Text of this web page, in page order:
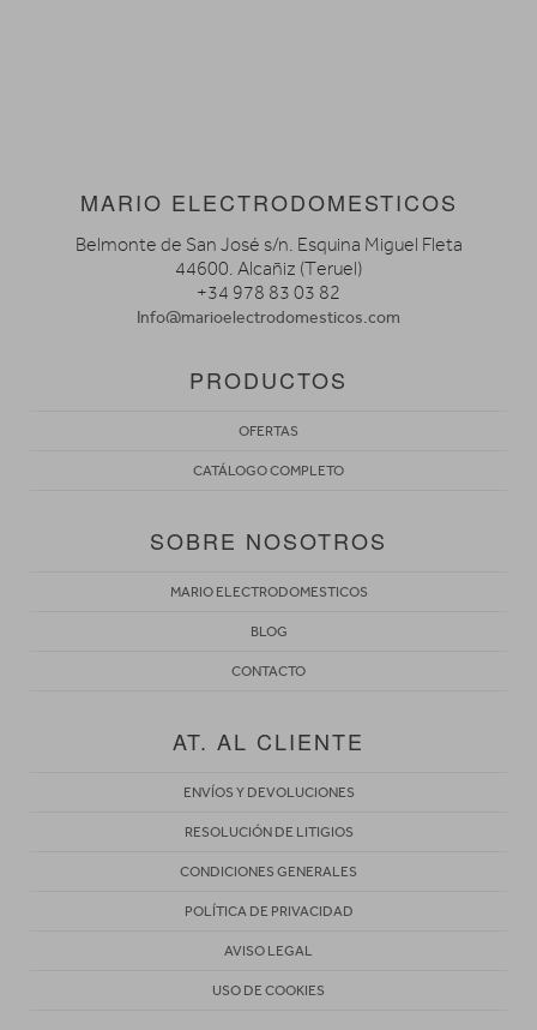
MARIO ELECTRODOMESTICOS
Belmonte de San José s/n. Esquina Miguel Fleta
44600. Alcañiz (Teruel)
+34 978 83 03 82
Info@marioelectrodomesticos.com
PRODUCTOS
OFERTAS
CATÁLOGO COMPLETO
SOBRE NOSOTROS
MARIO ELECTRODOMESTICOS
BLOG
CONTACTO
AT. AL CLIENTE
ENVÍOS Y DEVOLUCIONES
RESOLUCIÓN DE LITIGIOS
CONDICIONES GENERALES
POLÍTICA DE PRIVACIDAD
AVISO LEGAL
USO DE COOKIES